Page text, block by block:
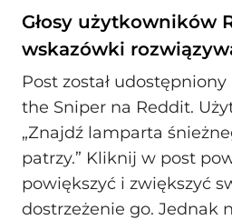
Głosy użytkowników
wskazówki
Post został
the Sniper na Reddit.
„Znajdź lamparta
patrzy.” Kliknij w post
powiększyć i zwiększyć
dostrzeżenie go. Jednak